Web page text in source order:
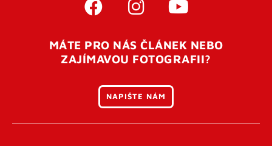
vaší e-mailovouadresu. Po úspěšném odeslání
otevření tohoto odkazu se váš účet ověří a můžete se
přihlásit. Nezapomeňte zkontrolovat složku SPAM ve
MÁTE PRO NÁS ČLÁNEK NEBO
ZAJÍMAVOU FOTOGRAFII?
NAPIŠTE NÁM